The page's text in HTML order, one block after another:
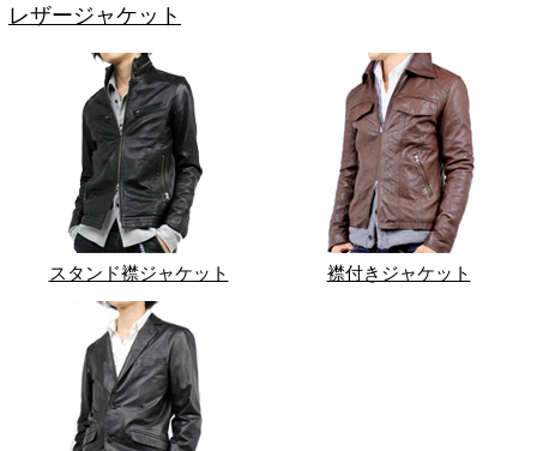
レザージャケット
スタンド襟ジャケット 襟付きジャケット